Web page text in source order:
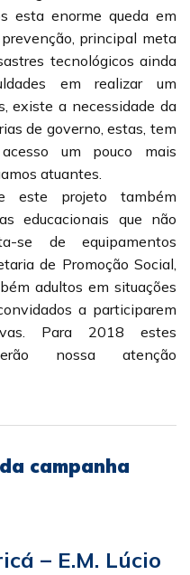
esta enorme queda em
principal meta
tecnológicos ainda
em realizar um
existe a necessidade da
de governo, estas, tem
um pouco mais
atuantes.
este projeto também
educacionais que não
se de equipamentos
de Promoção Social,
adultos em situações
a participarem
Para 2018 estes
nossa atenção
campanha
– E.M. Lúcio